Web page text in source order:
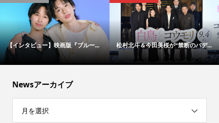
【インタビュー】映画版『ブルー... 松村北斗＆今田美桜が“禁断のバデ...
Newsアーカイブ
月を選択